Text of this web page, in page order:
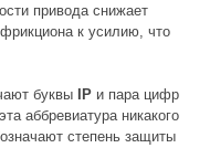
привода снижает
к усилию, что
буквы IP и пара цифр
аббревиатура никакого
степень защиты